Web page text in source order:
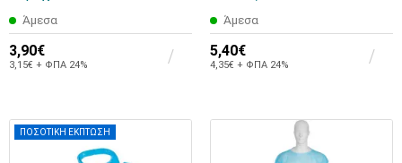
Άμεσα
3,90€
3,15€ + ΦΠΑ 24%
Άμεσα
5,40€
4,35€ + ΦΠΑ 24%
ΠΟΣΟΤΙΚΗ ΕΚΠΤΩΣΗ